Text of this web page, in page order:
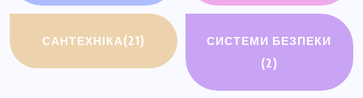
САНТЕХНІКА(21)
СИСТЕМИ БЕЗПЕКИ
(2)